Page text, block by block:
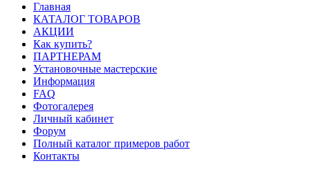
Главная
КАТАЛОГ ТОВАРОВ
АКЦИИ
Как купить?
ПАРТНЕРАМ
Установочные мастерские
Информация
FAQ
Фотогалерея
Личный кабинет
Форум
Полный каталог примеров работ
Контакты